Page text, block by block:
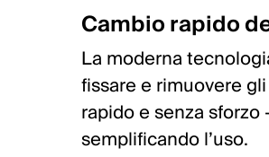
Cambio rapido
La moderna
fissare e rimuovere
rapido e senza
semplificando l’uso.